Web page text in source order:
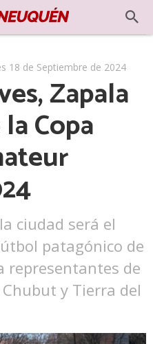
18 de Septiembre de 2024
Zapala
Copa
ciudad será el
patagónico de
representantes de
y Tierra del